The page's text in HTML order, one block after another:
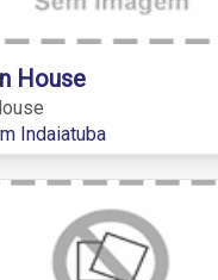
House
Indaiatuba